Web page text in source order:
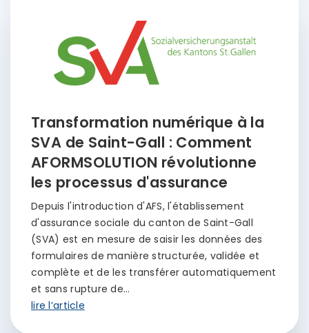
Transformation numérique à la
SVA de Saint-Gall : Comment
AFORMSOLUTION révolutionne
les processus d'assurance
Depuis l'introduction d'AFS, l'établissement
d'assurance sociale du canton de Saint-Gall
(SVA) est en mesure de saisir les données des
formulaires de manière structurée, validée et
complète et de les transférer automatiquement
et sans rupture de…
lire l’article